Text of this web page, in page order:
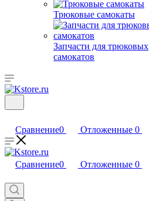
Трюковые самокаты
Запчасти для трюковых
самокатов
Сравнение0 Отложенные 0
Сравнение0 Отложенные 0